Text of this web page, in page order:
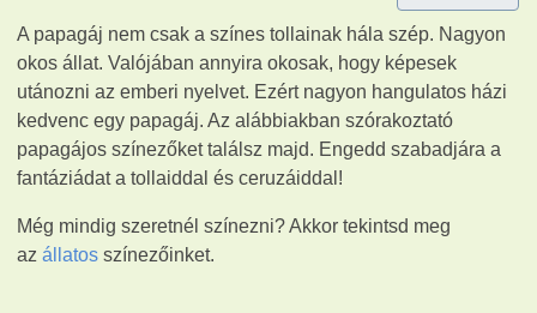
A papagáj nem csak a színes tollainak hála szép. Nagyon
okos állat. Valójában annyira okosak, hogy képesek
utánozni az emberi nyelvet. Ezért nagyon hangulatos házi
kedvenc egy papagáj. Az alábbiakban szórakoztató
papagájos színezőket találsz majd. Engedd szabadjára a
fantáziádat a tollaiddal és ceruzáiddal!
Még mindig szeretnél színezni? Akkor tekintsd meg
azállatos színezőinket.